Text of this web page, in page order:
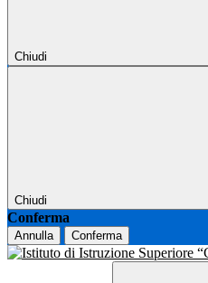
Chiudi
Chiudi
Conferma
Annulla Conferma